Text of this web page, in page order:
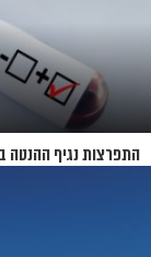
התפרצות נגיף ההנטה